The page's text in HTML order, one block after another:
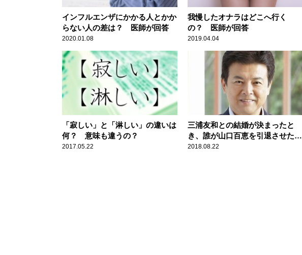
インフルエンザにかかる人とかか
らない人の差は？ 医師が回答
2020.01.08
我慢したオナラはどこへ行く
の？ 医師が回答
2019.04.04
「寂しい」と「淋しい」の違いは
何？ 意味も違うの？
2017.05.22
三浦友和との結婚が決まったと
き、誰が山口百恵を引退させたの
か
2018.08.22